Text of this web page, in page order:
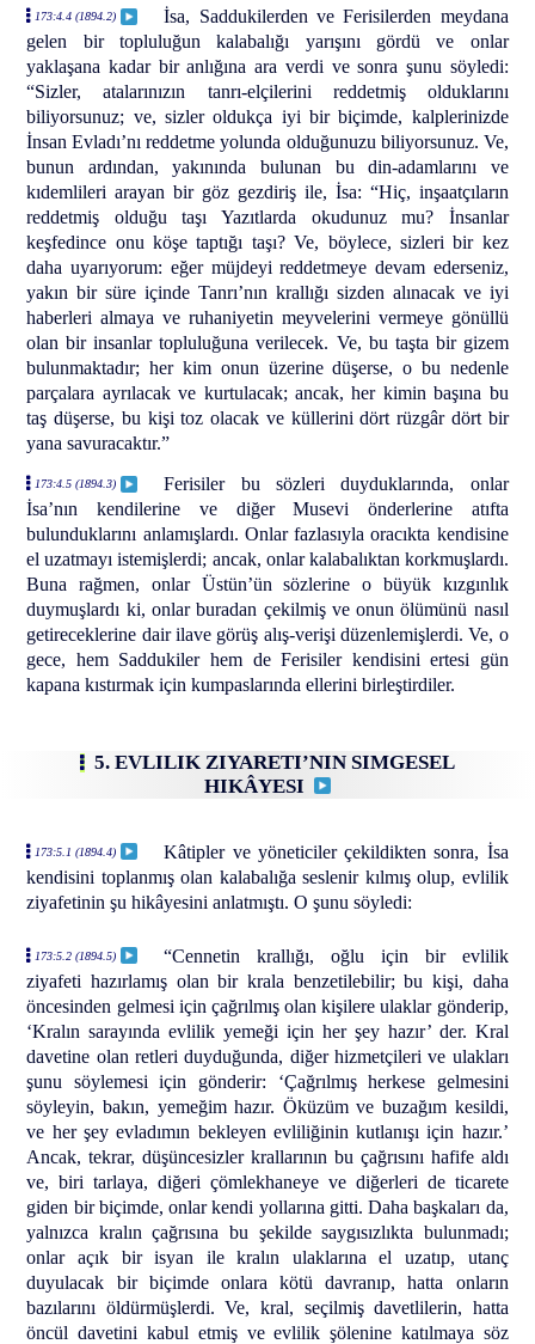
173:4.4 (1894.2)
İsa, Saddukilerden ve Ferisilerden meydana
gelen bir topluluğun kalabalığı yarışını gördü ve onlar
yaklaşana kadar bir anlığına ara verdi ve sonra şunu söyledi:
“Sizler, atalarınızın tanrı-elçilerini reddetmiş olduklarını
biliyorsunuz; ve, sizler oldukça iyi bir biçimde, kalplerinizde
İnsan Evladı’nı reddetme yolunda olduğunuzu biliyorsunuz. Ve,
bunun ardından, yakınında bulunan bu din-adamlarını ve
kıdemlileri arayan bir göz gezdiriş ile, İsa: “Hiç, inşaatçıların
reddetmiş olduğu taşı Yazıtlarda okudunuz mu? İnsanlar
keşfedince onu köşe taptığı taşı? Ve, böylece, sizleri bir kez
daha uyarıyorum: eğer müjdeyi reddetmeye devam ederseniz,
yakın bir süre içinde Tanrı’nın krallığı sizden alınacak ve iyi
haberleri almaya ve ruhaniyetin meyvelerini vermeye gönüllü
olan bir insanlar topluluğuna verilecek. Ve, bu taşta bir gizem
bulunmaktadır; her kim onun üzerine düşerse, o bu nedenle
parçalara ayrılacak ve kurtulacak; ancak, her kimin başına bu
taş düşerse, bu kişi toz olacak ve küllerini dört rüzgâr dört bir
yana savuracaktır.”
173:4.5 (1894.3)
Ferisiler bu sözleri duyduklarında, onlar
İsa’nın kendilerine ve diğer Musevi önderlerine atıfta
bulunduklarını anlamışlardı. Onlar fazlasıyla oracıkta kendisine
el uzatmayı istemişlerdi; ancak, onlar kalabalıktan korkmuşlardı.
Buna rağmen, onlar Üstün’ün sözlerine o büyük kızgınlık
duymuşlardı ki, onlar buradan çekilmiş ve onun ölümünü nasıl
getireceklerine dair ilave görüş alış-verişi düzenlemişlerdi. Ve, o
gece, hem Saddukiler hem de Ferisiler kendisini ertesi gün
kapana kıstırmak için kumpaslarında ellerini birleştirdiler.
5. EVLILIK ZIYARETI’NIN SIMGESEL
HIKÂYESI
173:5.1 (1894.4)
Kâtipler ve yöneticiler çekildikten sonra, İsa
kendisini toplanmış olan kalabalığa seslenir kılmış olup, evlilik
ziyafetinin şu hikâyesini anlatmıştı. O şunu söyledi:
173:5.2 (1894.5)
“Cennetin krallığı, oğlu için bir evlilik
ziyafeti hazırlamış olan bir krala benzetilebilir; bu kişi, daha
öncesinden gelmesi için çağrılmış olan kişilere ulaklar gönderip,
‘Kralın sarayında evlilik yemeği için her şey hazır’ der. Kral
davetine olan retleri duyduğunda, diğer hizmetçileri ve ulakları
şunu söylemesi için gönderir: ‘Çağrılmış herkese gelmesini
söyleyin, bakın, yemeğim hazır. Öküzüm ve buzağım kesildi,
ve her şey evladımın bekleyen evliliğinin kutlanışı için hazır.’
Ancak, tekrar, düşüncesizler krallarının bu çağrısını hafife aldı
ve, biri tarlaya, diğeri çömlekhaneye ve diğerleri de ticarete
giden bir biçimde, onlar kendi yollarına gitti. Daha başkaları da,
yalnızca kralın çağrısına bu şekilde saygısızlıkta bulunmadı;
onlar açık bir isyan ile kralın ulaklarına el uzatıp, utanç
duyulacak bir biçimde onlara kötü davranıp, hatta onların
bazılarını öldürmüşlerdi. Ve, kral, seçilmiş davetlilerin, hatta
öncül davetini kabul etmiş ve evlilik şölenine katılmaya söz